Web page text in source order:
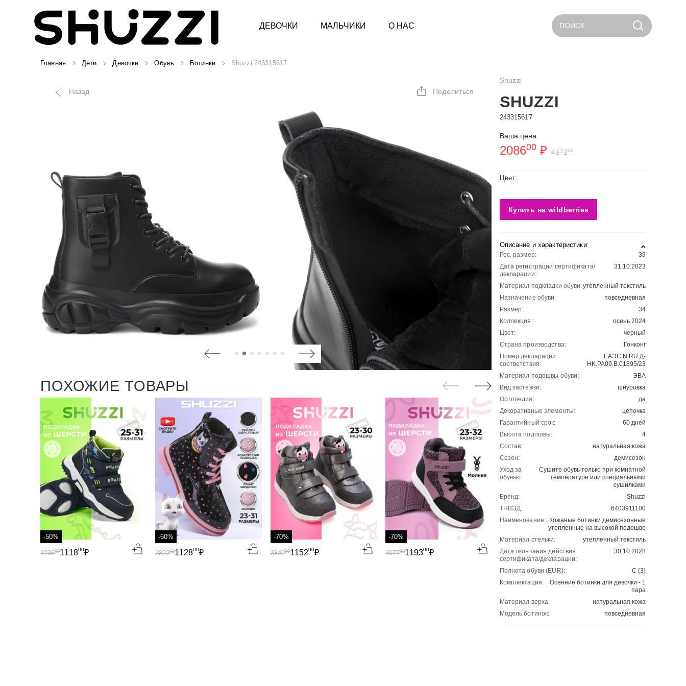
ДЕВОЧКИ МАЛЬЧИКИ О НАС ПОИСК
Главная Дети Девочки Обувь Ботинки Shuzzi 243315617
Назад Поделиться
ПОХОЖИЕ ТОВАРЫ
-50%
111800₽
223600
-60%
112800₽
282200
-70%
115200₽
384000
-70%
119300₽
397700
-60%
119400₽
2985 00
-50%
1212
242400
Shuzzi
SHUZZI
243315617
Ваша цена:
208600₽ 417200
Цвет:
Купить на wildberries
Описание и характеристики
Рос. размер:
39
Дата регистрации сертификата/
декларации:
31.10.2023
Материал подкладки обуви:утепленный текстиль
Назначение обуви:
повседневная
Размер:
34
Коллекция:
осень 2024
Цвет:
черный
Страна производства:
Гонконг
Номер декларации
соответствия:
ЕАЭС N RU Д-
HK.РА09.В.01895/23
Материал подошвы обуви:
ЭВА
Вид застежки:
шнуровка
Ортопедия:
да
Декоративные элементы:
цепочка
Гарантийный срок:
60 дней
Высота подошвы:
4
Состав:
натуральная кожа
Сезон:
демисезон
Уход за
обувью:
Сушите обувь только при комнатной
температуре или специальными
сушилками
Бренд:
Shuzzi
ТНВЭД:
6403911100
Наименование:
Кожаные ботинки демисезонные
утепленные на высокой подошве
Материал стельки:
утепленный текстиль
Дата окончания действия
сертификата/декларации:
30.10.2028
Полнота обуви (EUR):
С (3)
Комплектация:
Осенние ботинки для девочки - 1
пара
Материал верха:
натуральная кожа
Модель ботинок:
повседневная